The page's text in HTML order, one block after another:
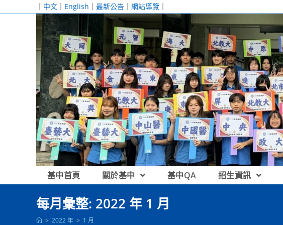
｜ 中文 ｜ English ｜ 最新公告 ｜ 網站導覽 ｜
基中首頁 關於基中 基中QA 招生資訊
每月彙整: 2022 年 1 月
> 2022 年 > 1 月